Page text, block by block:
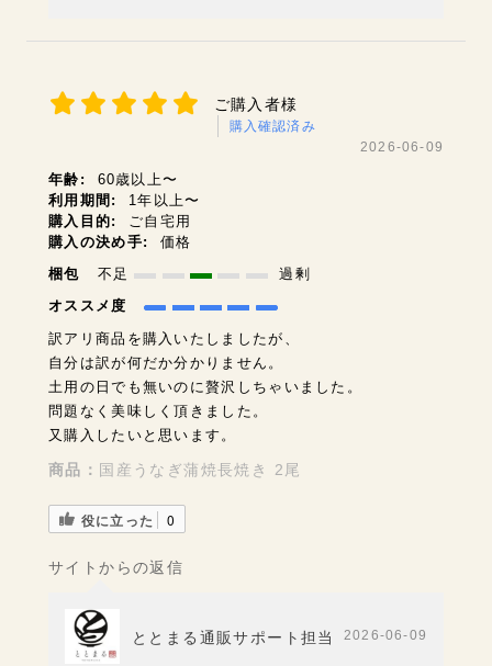
ご購入者様
購入確認済み
2026-06-09
年齢:
60歳以上〜
利用期間:
1年以上〜
購入目的:
ご自宅用
購入の決め手:
価格
梱包
不足
過剰
オススメ度
訳アリ商品を購入いたしましたが、
自分は訳が何だか分かりません。
土用の日でも無いのに贅沢しちゃいました。
問題なく美味しく頂きました。
又購入したいと思います。
商品： 国産うなぎ蒲焼長焼き 2尾
役に立った 0
サイトからの返信
ととまる通販サポート担当 2026-06-09